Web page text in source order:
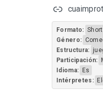
Formato:
Género:
Estructura:
Participación:
Idioma:
Es
Intérpretes: